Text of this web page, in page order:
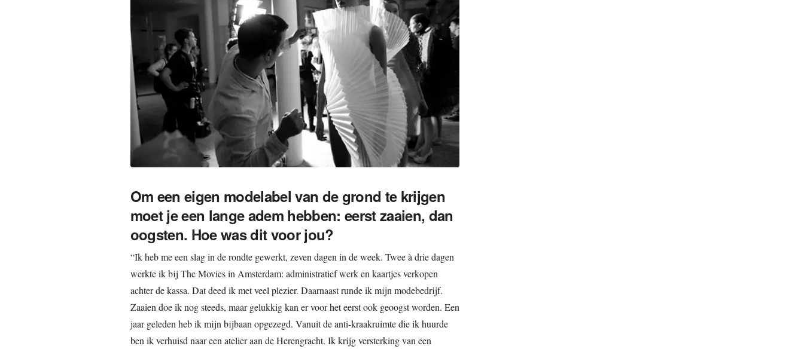
Om een eigen modelabel van de grond te krijgen
moet je een lange adem hebben: eerst zaaien, dan
oogsten. Hoe was dit voor jou?
“Ik heb me een slag in de rondte gewerkt, zeven dagen in de week. Twee à drie dagen
werkte ik bij The Movies in Amsterdam: administratief werk en kaartjes verkopen
achter de kassa. Dat deed ik met veel plezier. Daarnaast runde ik mijn modebedrijf.
Zaaien doe ik nog steeds, maar gelukkig kan er voor het eerst ook geoogst worden. Een
jaar geleden heb ik mijn bijbaan opgezegd. Vanuit de anti-kraakruimte die ik huurde
ben ik verhuisd naar een atelier aan de Herengracht. Ik krijg versterking van een